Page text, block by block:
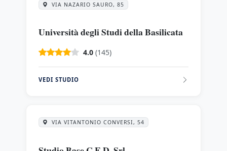
VIA NAZARIO SAURO, 85
Università degli Studi della Basilicata
4.0 (145)
VEDI STUDIO
VIA VITANTONIO CONVERSI, 54